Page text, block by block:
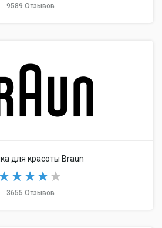
9589 Отзывов
для красоты Braun
3655 Отзывов